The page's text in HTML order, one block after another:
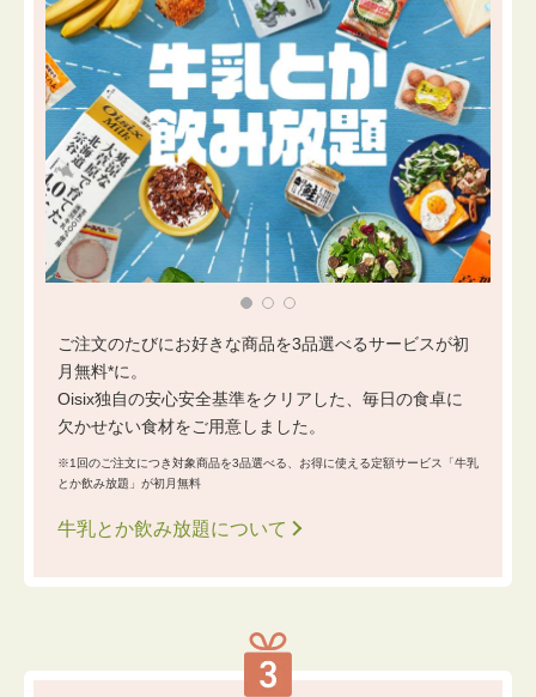
ご注文のたびにお好きな商品を3品選べるサービスが初
月無料*に。
Oisix独自の安心安全基準をクリアした、毎日の食卓に
欠かせない食材をご用意しました。
※1回のご注文につき対象商品を3品選べる、お得に使える定額サービス「牛乳
とか飲み放題」が初月無料
牛乳とか飲み放題について